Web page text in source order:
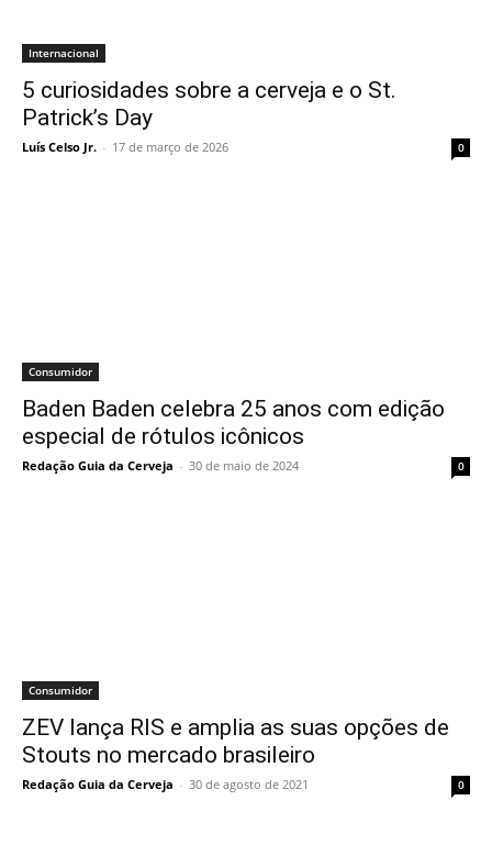
Internacional
5 curiosidades sobre a cerveja e o St.
Patrick’s Day
Luís Celso Jr. - 17 de março de 2026 0
Consumidor
Baden Baden celebra 25 anos com edição
especial de rótulos icônicos
Redação Guia da Cerveja - 30 de maio de 2024 0
Consumidor
ZEV lança RIS e amplia as suas opções de
Stouts no mercado brasileiro
Redação Guia da Cerveja - 30 de agosto de 2021 0